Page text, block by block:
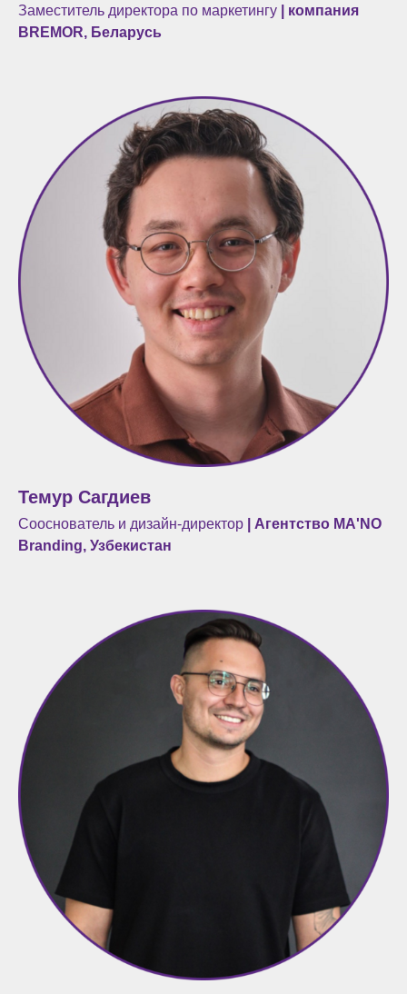
Заместитель директора по маркетингу | компания
BREMOR, Беларусь
Темур Сагдиев
Сооснователь и дизайн-директор
Агентство MA'NO
Branding, Узбекистан